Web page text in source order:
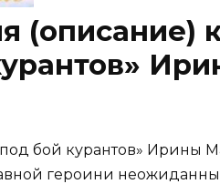
(описание)
бой курантов» Ирины
героини